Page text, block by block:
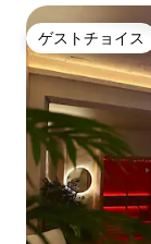
ゲストチョイス
ゲストチョイス